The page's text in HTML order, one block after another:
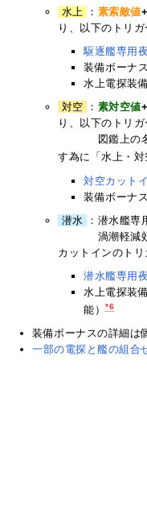
水上
： 素索敵値
り、以下のトリガ
駆逐艦専用
装備ボーナ
水上電探装
対空
： 素対空値
り、以下のトリ
図鑑上の名称
す為に「水上・
対空カット
装備ボーナ
潜水
：潜水艦専
渦潮軽減効果
カットインのトリ
潜水艦専用
水上電探装
能）*6
装備ボーナスの詳細は
一部の電探と艦の組合